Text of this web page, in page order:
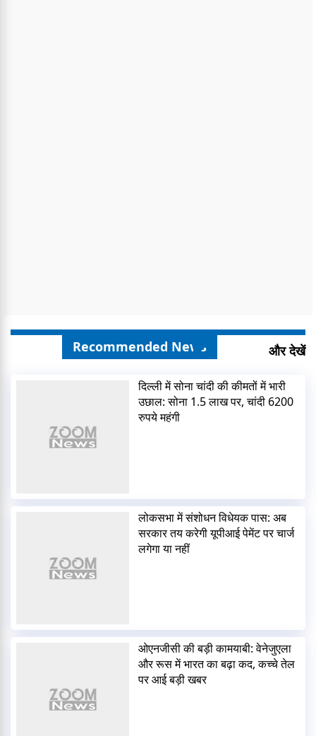
Recommended News और देखें
दिल्ली में सोना चांदी की कीमतों में भारी
उछाल: सोना 1.5 लाख पर, चांदी 6200
रुपये महंगी
लोकसभा में संशोधन विधेयक पास: अब
सरकार तय करेगी यूपीआई पेमेंट पर चार्ज
लगेगा या नहीं
ओएनजीसी की बड़ी कामयाबी: वेनेजुएला
और रूस में भारत का बढ़ा कद, कच्चे तेल
पर आई बड़ी खबर